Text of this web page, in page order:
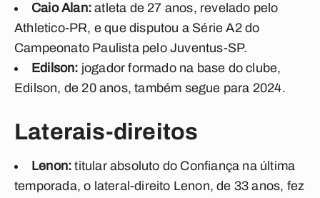
Caio Alan:atleta de 27 anos, revelado pelo
Athletico-PR, e que disputou a Série A2 do
Campeonato Paulista pelo Juventus-SP.
Edilson: jogador formado na base do clube,
Edilson, de 20 anos, também segue para 2024.
Laterais-direitos
Lenon:titular absoluto do Confiança na última
temporada, o lateral-direito Lenon, de 33 anos, fez